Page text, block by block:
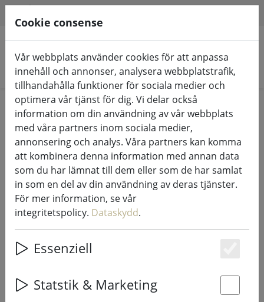
Sök produkter
Home Ljusslingor & belysning Ljusslingor
Sirius Tech-Line ljusslinga
matningskabel Start 230V 1,5 m
svart
Cookie consense
Vår webbplats använder cookies för att anpassa
innehåll och annonser, analysera webbplatstrafik,
tillhandahålla funktioner för sociala medier och
optimera vår tjänst för dig. Vi delar också
information om din användning av vår webbplats
med våra partners inom sociala medier,
annonsering och analys. Våra partners kan komma
att kombinera denna information med annan data
som du har lämnat till dem eller som de har samlat
in som en del av din användning av deras tjänster.
För mer information, se vår
integritetspolicy. Dataskydd.
Essenziell
Statstik & Marketing